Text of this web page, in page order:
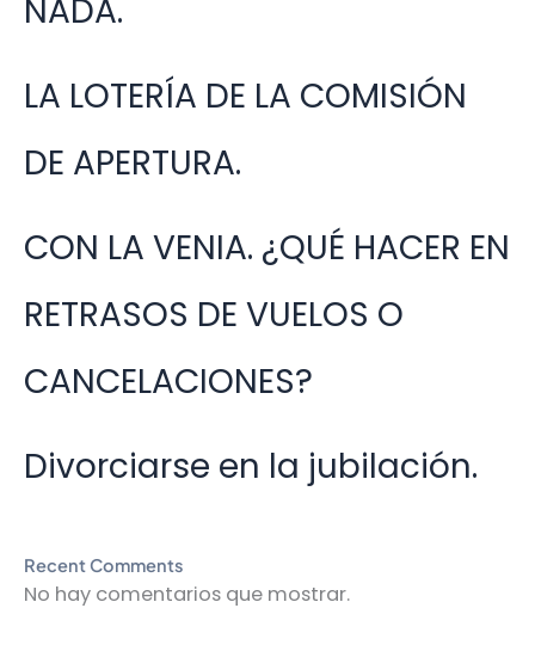
NADA.
LA LOTERÍA DE LA COMISIÓN
DE APERTURA.
CON LA VENIA. ¿QUÉ HACER EN
RETRASOS DE VUELOS O
CANCELACIONES?
Divorciarse en la jubilación.
Recent Comments
No hay comentarios que mostrar.